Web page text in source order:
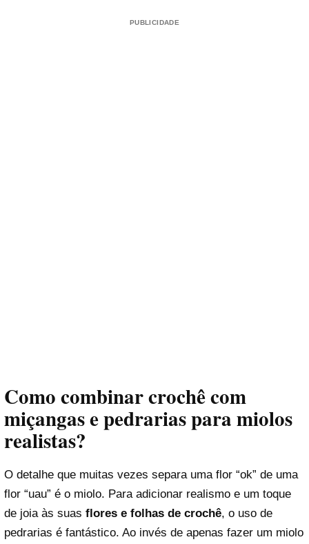
PUBLICIDADE
Como combinar crochê com
miçangas e pedrarias para miolos
realistas?
O detalhe que muitas vezes separa uma flor “ok” de uma
flor “uau” é o miolo. Para adicionar realismo e um toque
de joia às suas flores e folhas de crochê, o uso de
pedrarias é fantástico. Ao invés de apenas fazer um miolo